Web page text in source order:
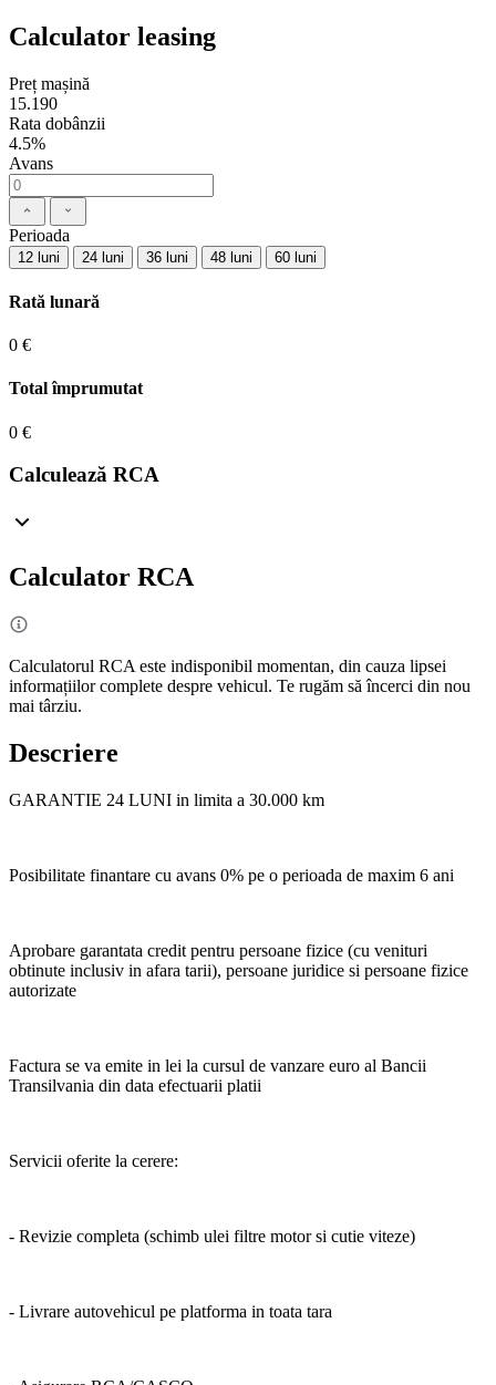
Calculator leasing
Preț mașină
15.190
Rata dobânzii
4.5%
Avans
Perioada
12 luni 24 luni 36 luni 48 luni 60 luni
Rată lunară
0 €
Total împrumutat
0 €
Calculează RCA
Calculator RCA
Calculatorul RCA este indisponibil momentan, din cauza lipsei
informațiilor complete despre vehicul. Te rugăm să încerci din nou
mai târziu.
Descriere
GARANTIE 24 LUNI in limita a 30.000 km
Posibilitate finantare cu avans 0% pe o perioada de maxim 6 ani
Aprobare garantata credit pentru persoane fizice (cu venituri
obtinute inclusiv in afara tarii), persoane juridice si persoane fizice
autorizate
Factura se va emite in lei la cursul de vanzare euro al Bancii
Transilvania din data efectuarii platii
Servicii oferite la cerere:
- Revizie completa (schimb ulei filtre motor si cutie viteze)
- Livrare autovehicul pe platforma in toata tara